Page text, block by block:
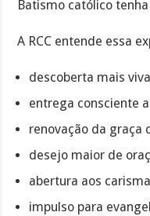
Batismo católico
A RCC entende essa
descoberta mais
entrega consciente
renovação da graça
desejo maior de
abertura aos
impulso para